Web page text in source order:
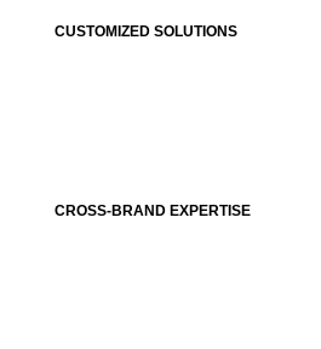
CUSTOMIZED SOLUTIONS
CROSS-BRAND EXPERTISE